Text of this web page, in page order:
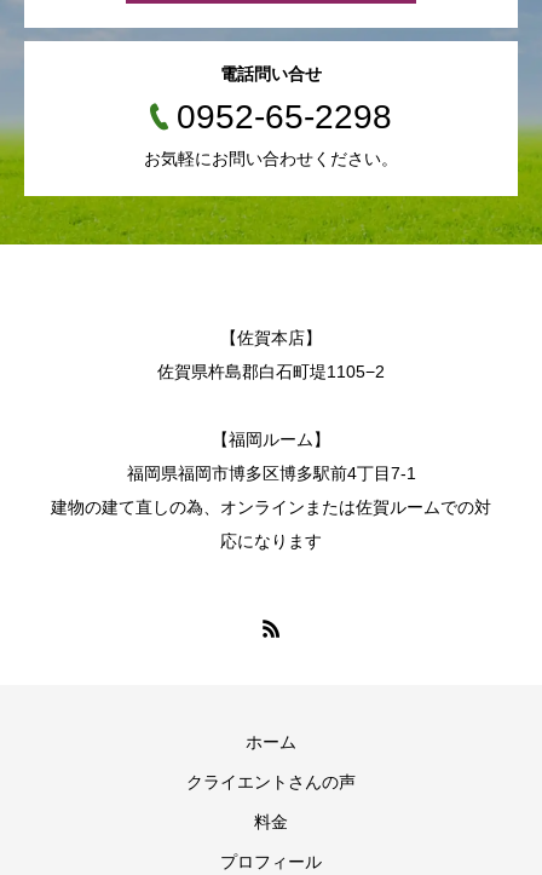
電話問い合せ
0952-65-2298
お気軽にお問い合わせください。
【佐賀本店】
佐賀県杵島郡白石町堤1105−2
【福岡ルーム】
福岡県福岡市博多区博多駅前4丁目7-1
建物の建て直しの為、オンラインまたは佐賀ルームでの対
応になります
ホーム
クライエントさんの声
料金
プロフィール